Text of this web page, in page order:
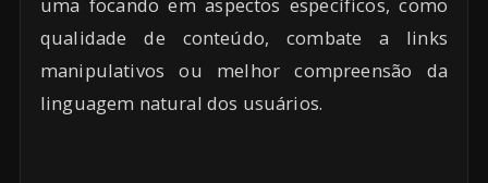
qualidade de conteúdo, combate a links
manipulativos ou melhor compreensão da
linguagem natural dos usuários.